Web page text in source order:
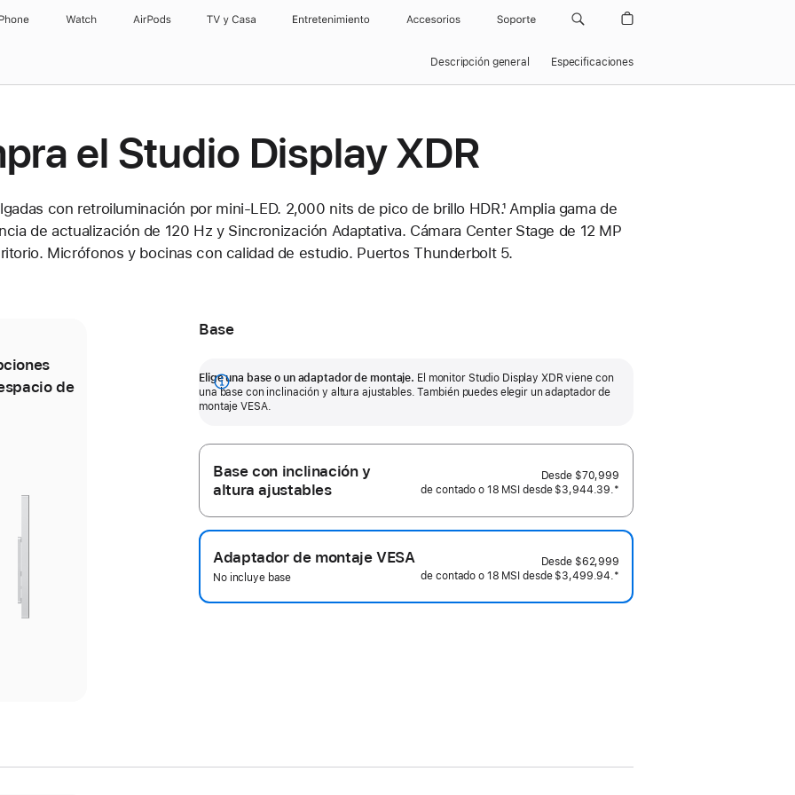
Watch AirPods TV & Casa Entretenimiento Accesorios Soporte
Descripción general Especificaciones
el Studio Display XDR
con retroiluminación por mini-LED. 2,000 nits de pico de brillo HDR.¹ Amplia gama de
de actualización de 120 Hz y Sincronización Adaptativa. Cámara Center Stage de 12 MP
Micrófonos y bocinas con calidad de estudio. Puertos Thunderbolt 5.
de
ajustables ofrece 30 grados de
inclinación y 105 mm de ajuste de
a cualquier soporte compatible (no
Base
Elige una base o un adaptador de montaje. El monitor Studio Display XDR viene con
una base con inclinación y altura ajustables. También puedes elegir un adaptador de
montaje VESA.
Mostrar
más
Base con inclinación y
altura ajustables
Desde $70,999
de contado o 18 MSI desde $3,944.39. Nota al pie
*
Adaptador de montaje VESA
No incluye base
Desde $62,999
de contado o 18 MSI desde $3,499.94. Nota al pie
*